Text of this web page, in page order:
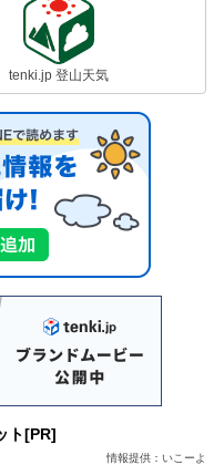
tenki.jp 登山天気
ト[PR]
情報提供：いこーよ